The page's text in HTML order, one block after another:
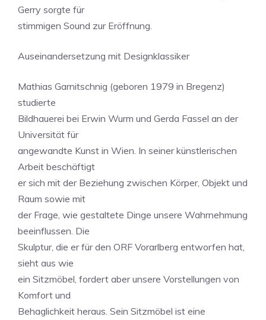
Gerry sorgte für
stimmigen Sound zur Eröffnung.
Auseinandersetzung mit Designklassiker
Mathias Garnitschnig (geboren 1979 in Bregenz)
studierte
Bildhauerei bei Erwin Wurm und Gerda Fassel an der
Universität für
angewandte Kunst in Wien. In seiner künstlerischen
Arbeit beschäftigt
er sich mit der Beziehung zwischen Körper, Objekt und
Raum sowie mit
der Frage, wie gestaltete Dinge unsere Wahrnehmung
beeinflussen. Die
Skulptur, die er für den ORF Vorarlberg entworfen hat,
sieht aus wie
ein Sitzmöbel, fordert aber unsere Vorstellungen von
Komfort und
Behaglichkeit heraus. Sein Sitzmöbel ist eine